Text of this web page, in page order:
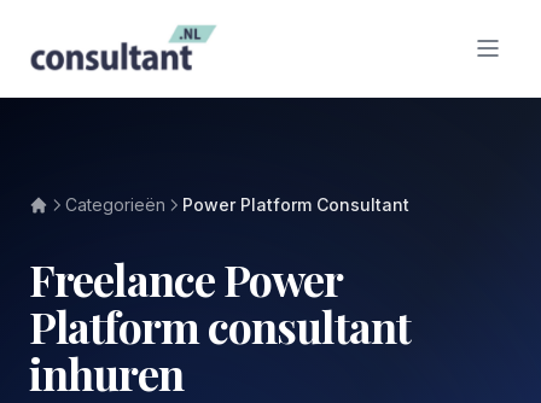
Categorieën Power Platform Consultant
Freelance Power
Platform consultant
inhuren